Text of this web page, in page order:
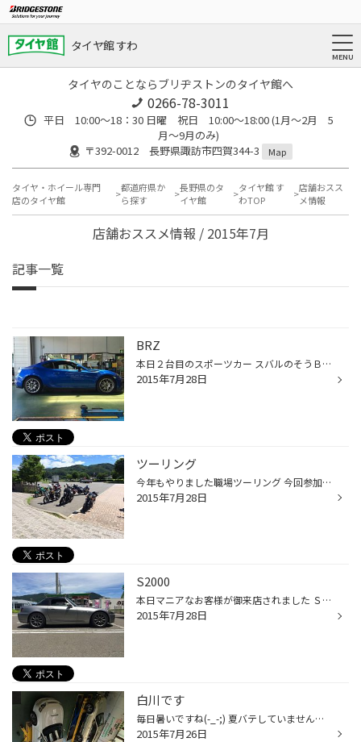
タイヤ館 すわ
タイヤのことならブリヂストンのタイヤ館へ
0266-78-3011
平日 10:00〜18：30 日曜 祝日 10:00〜18:00 (1月〜2月 5
月〜9月のみ)
〒392-0012 長野県諏訪市四賀344-3
Map
タイヤ・ホイール専門
店のタイヤ館
都道府県か
ら探す
長野県のタ
イヤ館
タイヤ館 す
わTOP
店舗おスス
メ情報
店舗おススメ情報 / 2015年7月
記事一覧
BRZ
本日２台目のスポーツカー スバルのそうＢＲＺでございます 松本からのお客様で私とはもう１０数年のお付き合いです いつも有難う御座います ビーナスライン行く前にはまた寄って下さい!(^^)!
2015年7月28日
ツーリング
今年もやりました職場ツーリング 今回参加台数最多の９台でした 旧車、アメリカン、ネイキッド、外車 とジャンルは色々です 目的地は軽井沢立寄りの群馬前橋でした 軽井沢までは涼しかったのですが、群馬に入ったら 暑い！本当に暑い！！ツーリングしながら半分熱中症状態 バイクが涼しいなんて全く...
2015年7月28日
S2000
本日マニアなお客様が御来店されました Ｓ２０００での御来店でしたが 何がマニアかって？ なんとナットを自分でデザインして制作してしまいました(^o^) これは本当に凄い 自分も作って頂きたいです
2015年7月28日
白川です
毎日暑いですね(-_-;) 夏バテしていませんか？ 本日のタイヤ館すわ満員御礼です(^_^)/ そしてスバル一色であります！ 御来店頂きましたお客様有難う御座いました
2015年7月26日